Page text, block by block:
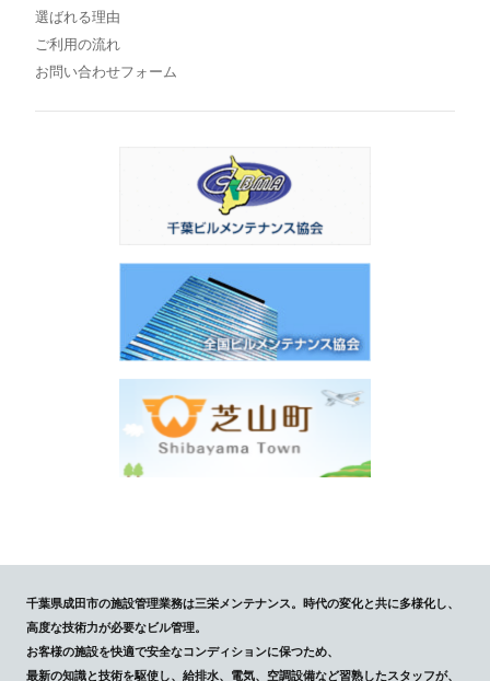
選ばれる理由
ご利用の流れ
お問い合わせフォーム
千葉県成田市の施設管理業務は三栄メンテナンス。時代の変化と共に多様化し、
高度な技術力が必要なビル管理。
お客様の施設を快適で安全なコンディションに保つため、
最新の知識と技術を駆使し、給排水、電気、空調設備など習熟したスタッフが、